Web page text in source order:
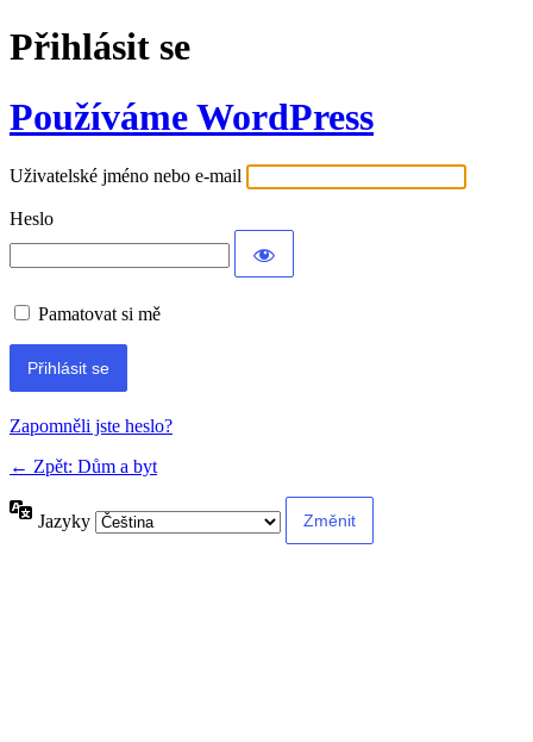
Přihlásit se
Používáme WordPress
Uživatelské jméno nebo e-mail
Heslo
Pamatovat si mě
Alternative:
Zapomněli jste heslo?
← Zpět: Dům a byt
Jazyky